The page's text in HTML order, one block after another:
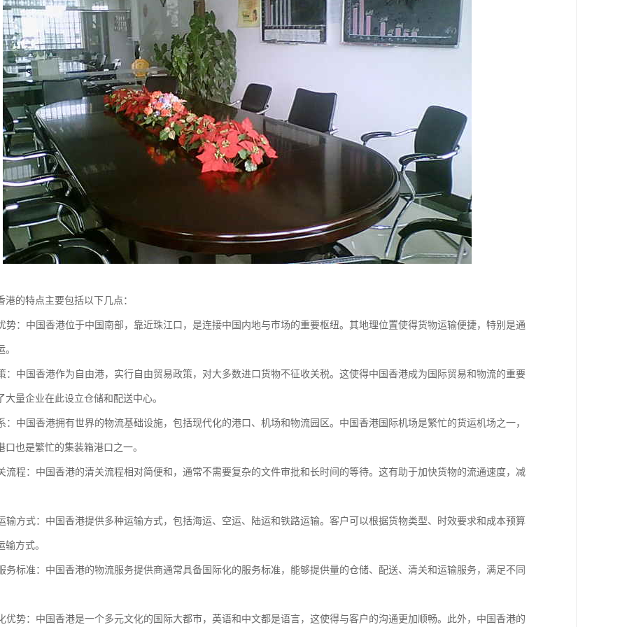
港的特点主要包括以下几点：
势：中国香港位于中国南部，靠近珠江口，是连接中国内地与市场的重要枢纽。其地理位置使得货物运输便捷，特别是通
：中国香港作为自由港，实行自由贸易政策，对大多数进口货物不征收关税。这使得中国香港成为国际贸易和物流的重要
大量企业在此设立仓储和配送中心。
：中国香港拥有世界的物流基础设施，包括现代化的港口、机场和物流园区。中国香港国际机场是繁忙的货运机场之一，
口也是繁忙的集装箱港口之一。
流程：中国香港的清关流程相对简便和，通常不需要复杂的文件审批和长时间的等待。这有助于加快货物的流通速度，减
输方式：中国香港提供多种运输方式，包括海运、空运、陆运和铁路运输。客户可以根据货物类型、时效要求和成本预算
输方式。
务标准：中国香港的物流服务提供商通常具备国际化的服务标准，能够提供量的仓储、配送、清关和运输服务，满足不同
优势：中国香港是一个多元文化的国际大都市，英语和中文都是语言，这使得与客户的沟通更加顺畅。此外，中国香港的